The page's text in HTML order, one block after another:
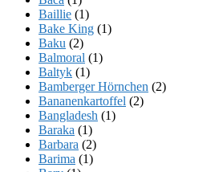
Baillie (1)
Bake King (1)
Baku (2)
Balmoral (1)
Baltyk (1)
Bamberger Hörnchen (2)
Bananenkartoffel (2)
Bangladesh (1)
Baraka (1)
Barbara (2)
Barima (1)